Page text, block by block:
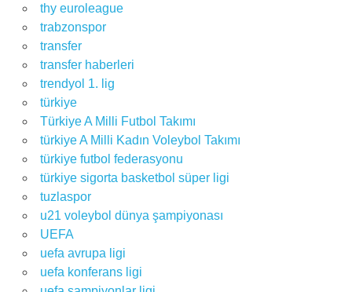
thy euroleague
trabzonspor
transfer
transfer haberleri
trendyol 1. lig
türkiye
Türkiye A Milli Futbol Takımı
türkiye A Milli Kadın Voleybol Takımı
türkiye futbol federasyonu
türkiye sigorta basketbol süper ligi
tuzlaspor
u21 voleybol dünya şampiyonası
UEFA
uefa avrupa ligi
uefa konferans ligi